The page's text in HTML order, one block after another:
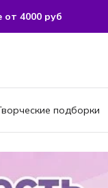
4000 руб
4000 руб
подборки